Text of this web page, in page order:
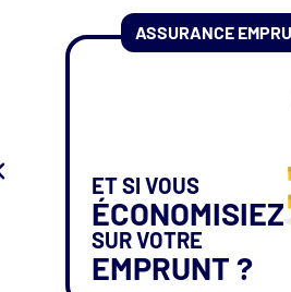
ASSURANCE
ET SI VOUS
ÉCONOMISIEZ
SUR VOTRE
EMPRUNT ?